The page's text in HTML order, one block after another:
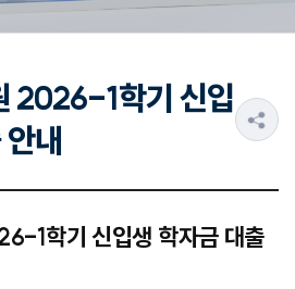
2026-1학기 신입
내
1학기 신입생 학자금 대출